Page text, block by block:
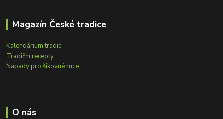
Magazín České tradice
Kalendárium tradic
Tradiční recepty
Nápady pro šikovné ruce
O nás